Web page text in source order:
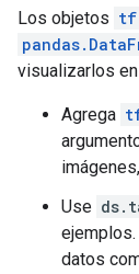
Los objetos
visualizarlos en
Agrega
Use
ejemplos.
datos